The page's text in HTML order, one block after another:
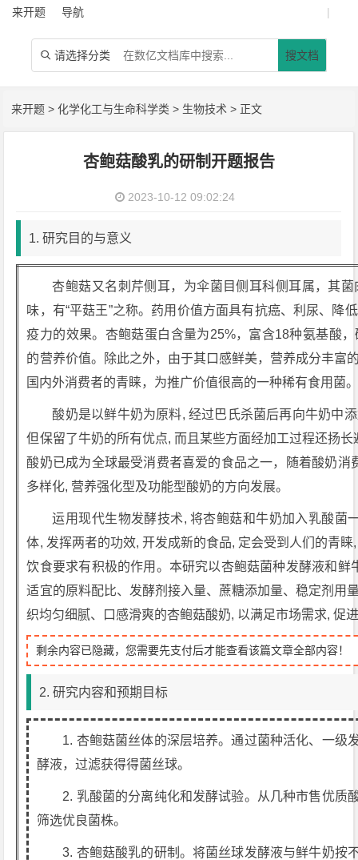
来开题 导航 |
 请选择分类 搜文档
来开题 >化学化工与生命科学类 > 生物技术 > 正文
杏鲍菇酸乳的研制开题报告
2023-10-12 09:02:24
1. 研究目的与意义
杏鲍菇又名刺芹侧耳，为伞菌目侧耳科侧耳属，其
味，有“平菇王”之称。药用价值方面具有抗癌、利尿、降
疫力的效果。杏鲍菇蛋白含量为25%，富含18种氨基酸
的营养价值。除此之外，由于其口感鲜美，营养成分丰富
国内外消费者的青睐，为推广价值很高的一种稀有食用菌
酸奶是以鲜牛奶为原料, 经过巴氏杀菌后再向牛奶中
但保留了牛奶的所有优点, 而且某些方面经加工过程还扬
酸奶已成为全球最受消费者喜爱的食品之一，随着酸奶
多样化, 营养强化型及功能型酸奶的方向发展。
运用现代生物发酵技术, 将杏鲍菇和牛奶加入乳酸菌
体, 发挥两者的功效, 开发成新的食品, 定会受到人们的青
饮食要求有积极的作用。本研究以杏鲍菇菌种发酵液和
适宜的原料配比、发酵剂接入量、蔗糖添加量、稳定剂用
织均匀细腻、口感滑爽的杏鲍菇酸奶, 以满足市场需求, 促
剩余内容已隐藏，您需要先支付后才能查看该篇文章全部内容！
2. 研究内容和预期目标
1. 杏鲍菇菌丝体的深层培养。通过菌种活化、一级
酵液，过滤获得得菌丝球。
2. 乳酸菌的分离纯化和发酵试验。从几种市售优质
筛选优良菌株。
3. 杏鲍菇酸乳的研制。将菌丝球发酵液与鲜牛奶按